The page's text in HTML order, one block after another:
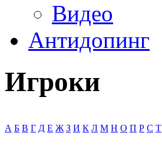
Видео
Антидопинг
Игроки
А Б В Г Д Е Ж З И К Л М Н О П Р С Т